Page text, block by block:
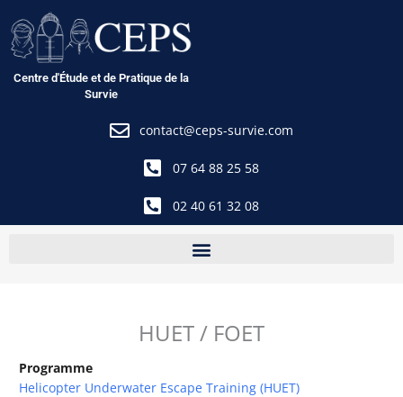
au
contenu
Centre d'Étude et de Pratique de la
Survie
contact@ceps-survie.com
07 64 88 25 58
02 40 61 32 08
HUET / FOET
Programme
Helicopter Underwater Escape Training (HUET)